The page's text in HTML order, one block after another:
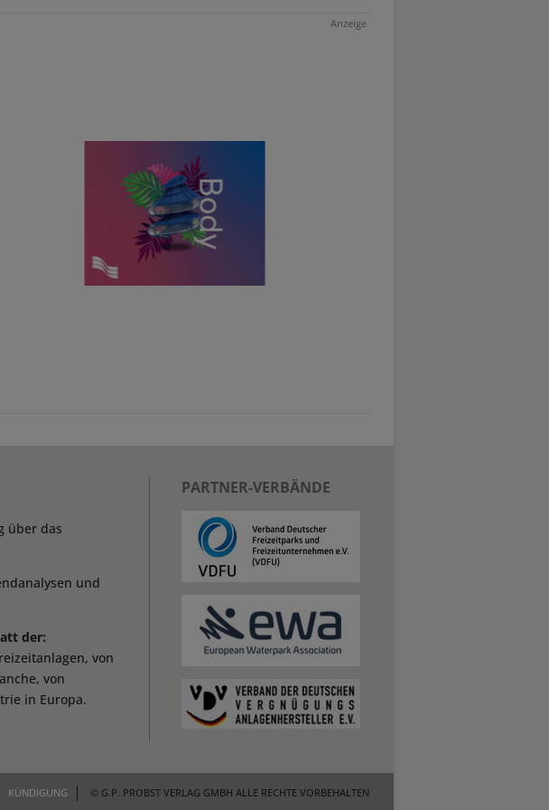
Anzeige
über das
und
der:
von
von
in Europa.
PARTNER-VERBÄNDE
KÜNDIGUNG © G.P. PROBST VERLAG GMBH ALLE RECHTE VORBEHALTEN